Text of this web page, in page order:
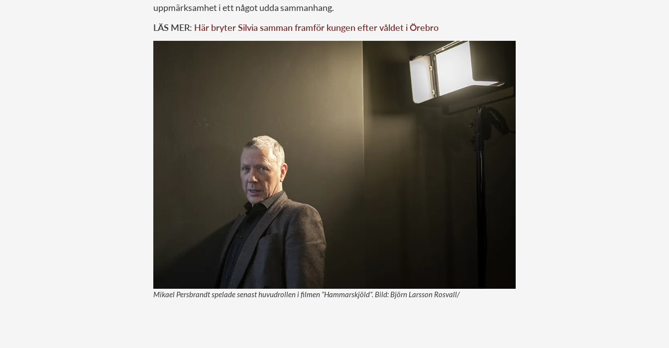
uppmärksamhet i ett något udda sammanhang.
LÄS MER: Här bryter Silvia samman framför kungen efter våldet i Örebro
Mikael Persbrandt spelade senast huvudrollen i filmen ”Hammarskjöld”. Bild: Björn Larsson Rosvall/